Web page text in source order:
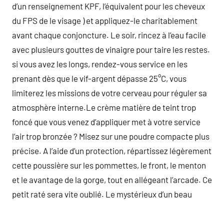
d’un renseignement KPF, l’équivalent pour les cheveux
du FPS de le visage ) et appliquez-le charitablement
avant chaque conjoncture. Le soir, rincez à l’eau facile
avec plusieurs gouttes de vinaigre pour taire les restes.
si vous avez les longs, rendez-vous service en les
prenant dès que le vif-argent dépasse 25°C, vous
limiterez les missions de votre cerveau pour réguler sa
atmosphère interne.Le crème matière de teint trop
foncé que vous venez d’appliquer met à votre service
l’air trop bronzée ? Misez sur une poudre compacte plus
précise. A l’aide d’un protection, répartissez légèrement
cette poussière sur les pommettes, le front, le menton
et le avantage de la gorge, tout en allégeant l’arcade. Ce
petit raté sera vite oublié. Le mystérieux d’un beau